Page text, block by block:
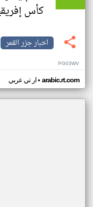
كأس إفريقيا
اخبار جزر القمر
PG03WV
ار تي عربي• arabic.rt.com